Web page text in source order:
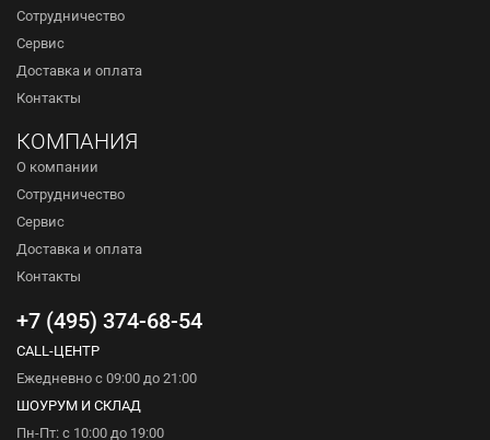
Сотрудничество
Сервис
Доставка и оплата
Контакты
КОМПАНИЯ
О компании
Сотрудничество
Сервис
Доставка и оплата
Контакты
+7 (495) 374-68-54
CALL-ЦЕНТР
Ежедневно с 09:00 до 21:00
ШОУРУМ И СКЛАД
Пн-Пт: с 10:00 до 19:00